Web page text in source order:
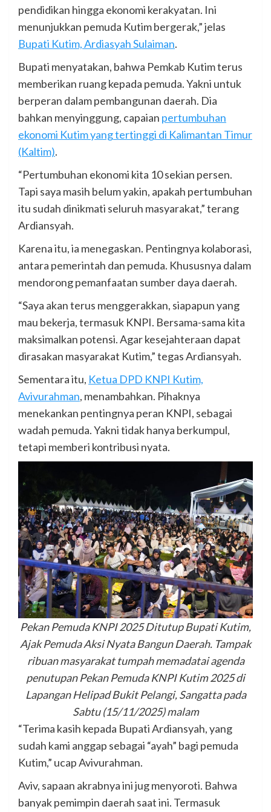
pendidikan hingga ekonomi kerakyatan. Ini
menunjukkan pemuda Kutim bergerak,” jelas
Bupati Kutim, Ardiasyah Sulaiman.
Bupati menyatakan, bahwa Pemkab Kutim terus
memberikan ruang kepada pemuda. Yakni untuk
berperan dalam pembangunan daerah. Dia
bahkan menyinggung, capaian pertumbuhan
ekonomi Kutim yang tertinggi di Kalimantan Timur
(Kaltim).
“Pertumbuhan ekonomi kita 10 sekian persen.
Tapi saya masih belum yakin, apakah pertumbuhan
itu sudah dinikmati seluruh masyarakat,” terang
Ardiansyah.
Karena itu, ia menegaskan. Pentingnya kolaborasi,
antara pemerintah dan pemuda. Khususnya dalam
mendorong pemanfaatan sumber daya daerah.
“Saya akan terus menggerakkan, siapapun yang
mau bekerja, termasuk KNPI. Bersama-sama kita
maksimalkan potensi. Agar kesejahteraan dapat
dirasakan masyarakat Kutim,” tegas Ardiansyah.
Sementara itu, Ketua DPD KNPI Kutim,
Avivurahman, menambahkan. Pihaknya
menekankan pentingnya peran KNPI, sebagai
wadah pemuda. Yakni tidak hanya berkumpul,
tetapi memberi kontribusi nyata.
Pekan Pemuda KNPI 2025 Ditutup Bupati Kutim,
Ajak Pemuda Aksi Nyata Bangun Daerah. Tampak
ribuan masyarakat tumpah memadatai agenda
penutupan Pekan Pemuda KNPI Kutim 2025 di
Lapangan Helipad Bukit Pelangi, Sangatta pada
Sabtu (15/11/2025) malam
“Terima kasih kepada Bupati Ardiansyah, yang
sudah kami anggap sebagai “ayah” bagi pemuda
Kutim,” ucap Avivurahman.
Aviv, sapaan akrabnya ini jug menyoroti. Bahwa
banyak pemimpin daerah saat ini. Termasuk